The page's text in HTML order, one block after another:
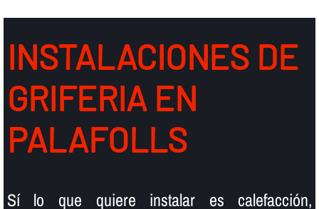
INSTALACIONES DE
GRIFERIA EN
PALAFOLLS
Sí­ lo que quiere instalar es calefacción,